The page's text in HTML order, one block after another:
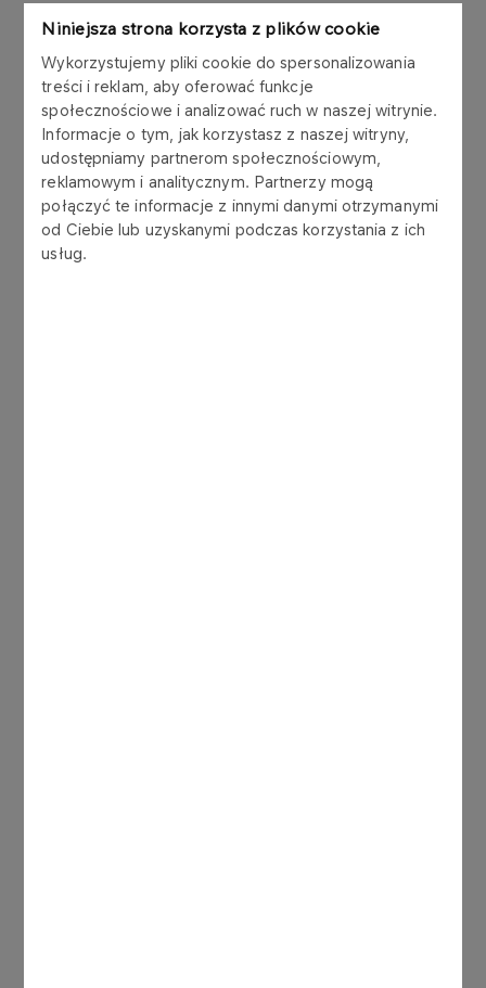
Niniejsza strona korzysta z plików cookie
Wykorzystujemy pliki cookie do spersonalizowania
treści i reklam, aby oferować funkcje
społecznościowe i analizować ruch w naszej witrynie.
Informacje o tym, jak korzystasz z naszej witryny,
udostępniamy partnerom społecznościowym,
reklamowym i analitycznym. Partnerzy mogą
połączyć te informacje z innymi danymi otrzymanymi
od Ciebie lub uzyskanymi podczas korzystania z ich
usług.
Nr 37/2025 02-07-2025
Wyrok częściowy w postępowaniu
arbitrażowym
Więcej
Nr 36/2025 30-06-2025
Emisja obligacji serii D w ramach programu